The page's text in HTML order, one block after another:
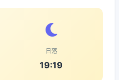
日落
19:19